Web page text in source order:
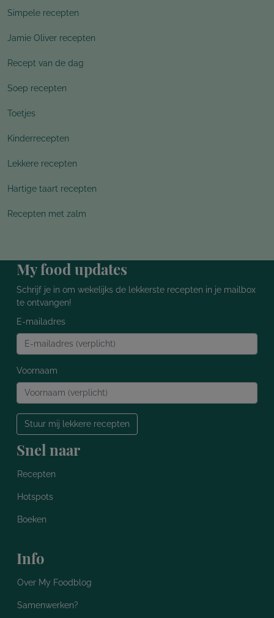
Simpele recepten
Jamie Oliver recepten
Recept van de dag
Soep recepten
Toetjes
Kinderrecepten
Lekkere recepten
Hartige taart recepten
Recepten met zalm
My food updates
Schrijf je in om wekelijks de lekkerste recepten in je mailbox
te ontvangen!
E-mailadres
Voornaam
Stuur mij lekkere recepten
Snel naar
Recepten
Hotspots
Boeken
Info
Over My Foodblog
Samenwerken?